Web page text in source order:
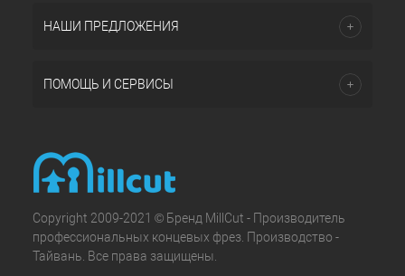
НАШИ ПРЕДЛОЖЕНИЯ
ПОМОЩЬ И СЕРВИСЫ
Copyright 2009-2021 © Бренд MillCut - Производитель
профессиональных концевых фрез. Производство -
Тайвань. Все права защищены.